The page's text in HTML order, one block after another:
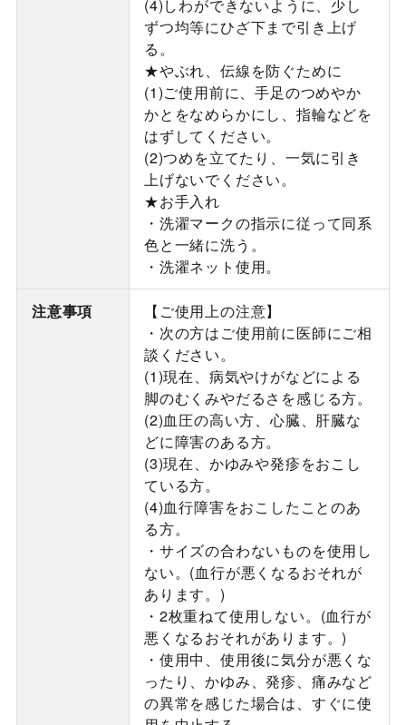
(4)しわができないように、少し
ずつ均等にひざ下まで引き上げ
る。
★やぶれ、伝線を防ぐために
(1)ご使用前に、手足のつめやか
かとをなめらかにし、指輪などを
はずしてください。
(2)つめを立てたり、一気に引き
上げないでください。
★お手入れ
・洗濯マークの指示に従って同系
色と一緒に洗う。
・洗濯ネット使用。
注意事項
【ご使用上の注意】
・次の方はご使用前に医師にご相
談ください。
(1)現在、病気やけがなどによる
脚のむくみやだるさを感じる方。
(2)血圧の高い方、心臓、肝臓な
どに障害のある方。
(3)現在、かゆみや発疹をおこし
ている方。
(4)血行障害をおこしたことのあ
る方。
・サイズの合わないものを使用し
ない。(血行が悪くなるおそれが
あります。)
・2枚重ねて使用しない。(血行が
悪くなるおそれがあります。)
・使用中、使用後に気分が悪くな
ったり、かゆみ、発疹、痛みなど
の異常を感じた場合は、すぐに使